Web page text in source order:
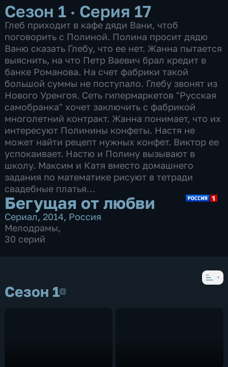
Сезон 1 · Серия 17
Глеб приходит в кафе дяди Вани, чтоб
поговорить с Полиной. Полина просит дядю
Ваню сказать Глебу, что ее нет. Жанна пытается
выяснить, на что Петр Ваевич брал кредит в
банке Романова. На счет фабрики такой
большой суммы не поступало. Глебу звонят из
Нового Уренгоя. Сеть гипермаркетов "Русская
самобранка" хочет заключить с фабрикой
многолетний контракт. Жанна понимает, что их
интересуют Полинины конфеты. Настя не
может найти рецепт нужных конфет. Виктор ее
успокаивает. Настю и Полину вызывают в
школу. Максим и Катя вместо домашнего
задания по математике рисуют в тетради
свадебные платья…
Бегущая от любви
Сериал, 2014, Россия
Мелодрамы,
30 серий
Сезон 1Сезон 1